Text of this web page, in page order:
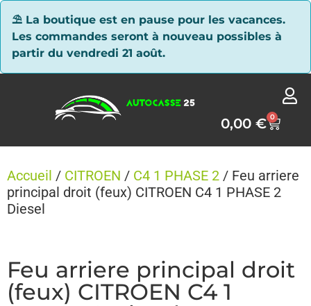
⛱ La boutique est en pause pour les vacances.
Les commandes seront à nouveau possibles à
partir du vendredi 21 août.
0,00€ 0
Accueil / CITROEN / C4 1 PHASE 2 / Feu arriere
principal droit (feux) CITROEN C4 1 PHASE 2
Diesel
Feu arriere principal droit
(feux) CITROEN C4 1
Panneau de gestion des cookies